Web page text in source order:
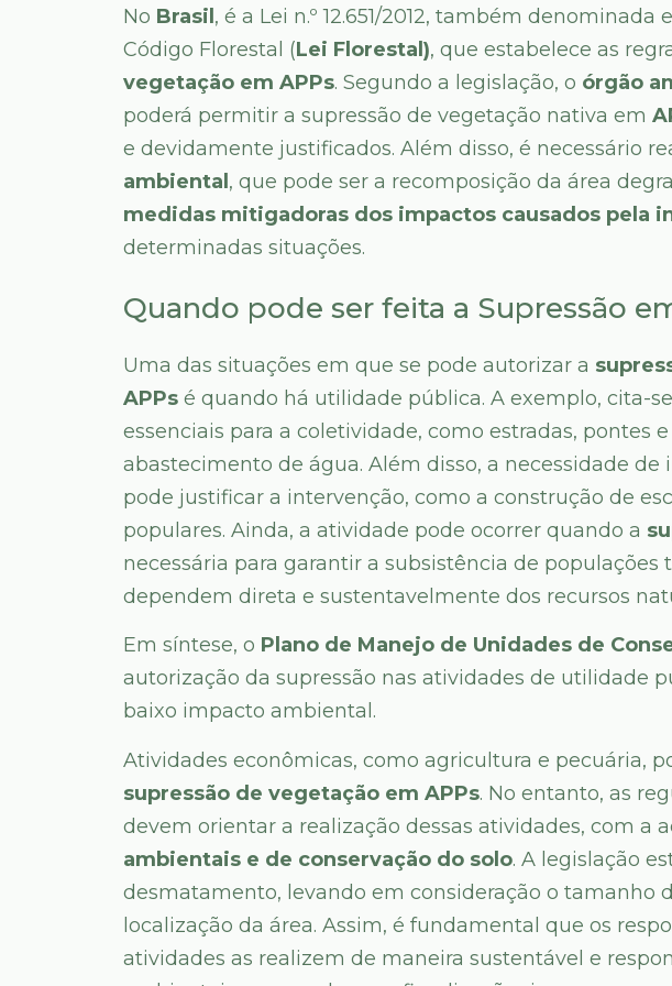
No Brasil , é a Lei n.º 12.651/2012, também
Código Florestal (Lei Florestal), que estabelece as
vegetação em APPs. Segundo a legislação, o órgão
poderá permitir a supressão de vegetação nativa em
e devidamente justificados. Além disso, é necessário
ambiental , que pode ser a recomposição da área
medidas mitigadoras dos impactos causados pela
determinadas situações.
Quando pode ser feita a Supressão
Uma das situações em que se pode autorizar a
APPs é quando há utilidade pública. A exemplo, cita-
essenciais para a coletividade, como estradas, pontes
abastecimento de água. Além disso, a necessidade de
pode justificar a intervenção, como a construção de
populares. Ainda, a atividade pode ocorrer quando a
necessária para garantir a subsistência de populações
dependem direta e sustentavelmente dos recursos
Em síntese, o Plano de Manejo de Unidades de
autorização da supressão nas atividades de utilidade
baixo impacto ambiental.
Atividades econômicas, como agricultura e pecuária,
supressão de vegetação em APPs. No entanto, as
devem orientar a realização dessas atividades, com a
ambientais e de conservação do solo. A legislação
desmatamento, levando em consideração o tamanho
localização da área. Assim, é fundamental que os
atividades as realizem de maneira sustentável e